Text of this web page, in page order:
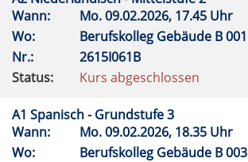
Wann:
Mo.09.02.2026, 17.45 Uhr
Wo:
Berufskolleg Gebäude B 001
Nr.:
2615I061B
Status:
Kurs abgeschlossen
A1 Spanisch - Grundstufe 3
Wann:
Mo.09.02.2026, 18.35 Uhr
Wo:
Berufskolleg Gebäude B 003